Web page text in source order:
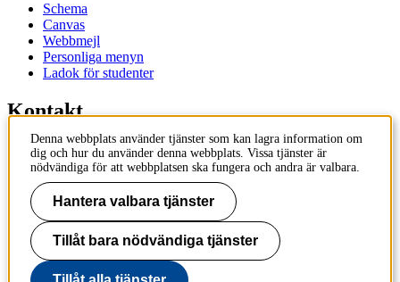
Schema
Canvas
Webbmejl
Personliga menyn
Ladok för studenter
Kontakt
Kontakta utbildningsprogram
Kontakta kurs
IT-support
KTH Entré
KTH
100 44 Stockholm
+46 8 790 60 00
Denna webbplats använder tjänster som kan lagra information om
dig och hur du använder denna webbplats. Vissa tjänster är
nödvändiga för att webbplatsen ska fungera och andra är valbara.
Hantera valbara tjänster
Tillåt bara nödvändiga tjänster